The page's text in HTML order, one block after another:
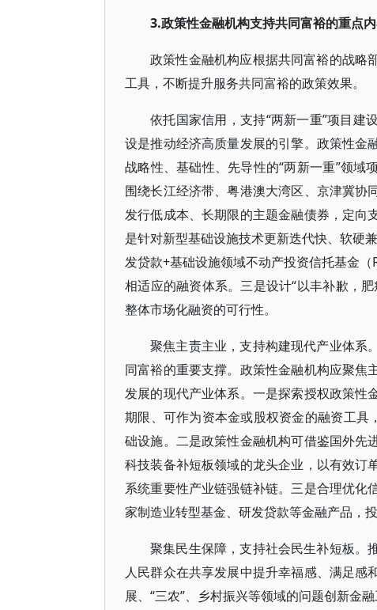
3.政策性金融机构支持共同富裕的重点
政策性金融机构应根据共同富裕的战略
工具，不断提升服务共同富裕的政策效果。
依托国家信用，支持“两新一重”项目建
设是推动经济高质量发展的引擎。政策性金
战略性、基础性、先导性的“两新一重”领
围绕长江经济带、粤港澳大湾区、京津冀协
发行低成本、长期限的主题金融债券，定向
是针对新型基础设施技术更新迭代快、软硬
发贷款+基础设施领域不动产投资信托基金
相适应的融资体系。三是设计“以丰补歉，
整体市场化融资的可行性。
聚焦主责主业，支持构建现代产业体系
同富裕的重要支撑。政策性金融机构应聚焦
发展的现代产业体系。一是探索授权政策性
期限、可作为资本金或股权资金的融资工具
础设施。二是政策性金融机构可借鉴国外先
科技装备补短板领域的龙头企业，以有效订
系统重要性产业链强链补链。三是合理优化
家制造业转型基金、研发贷款等金融产品，
聚集民生保障，支持社会民生补短板。
人民群众在共享发展中提升幸福感、满足
展、“三农”、乡村振兴等领域的问题创新金